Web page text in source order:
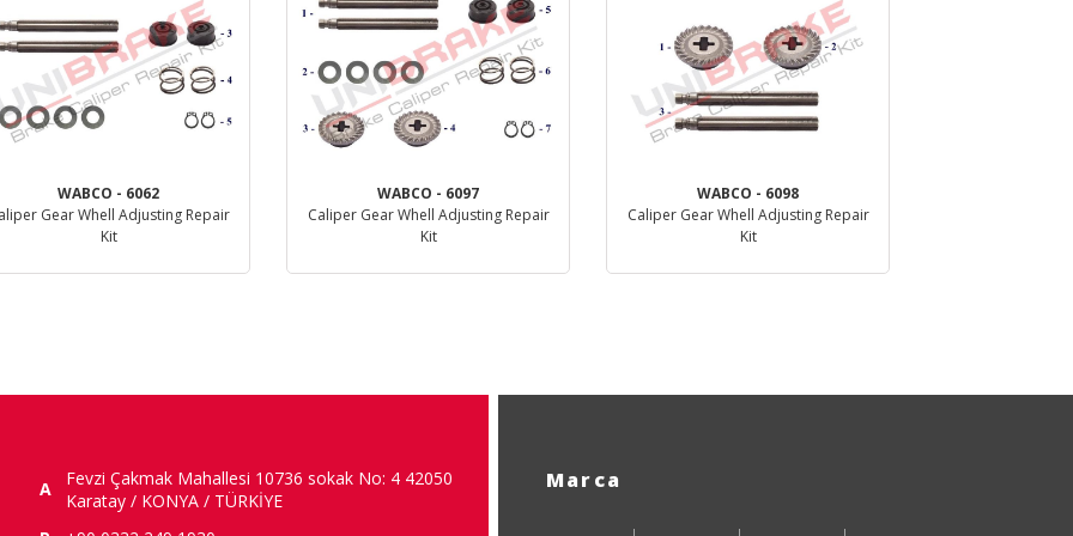
WABCO - 6062
Gear Whell Adjusting Repair
Kit
WABCO - 6097
Caliper Gear Whell Adjusting Repair
Kit
WABCO - 6098
Caliper Gear Whell Adjusting Repair
Kit
A
Fevzi Çakmak Mahallesi 10736 sokak No: 4 42050
Karatay / KONYA / TÜRKİYE
Marca